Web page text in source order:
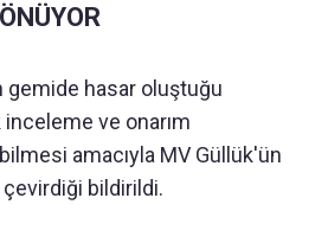
gemide hasar oluştuğu
ve onarım
amacıyla MV Güllük'ün
çevirdiği bildirildi.